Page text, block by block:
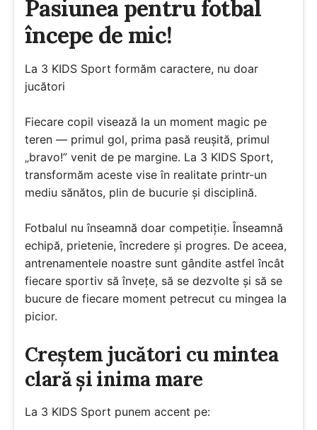
Pasiunea pentru fotbal
începe de mic!
La 3 KIDS Sport formăm caractere, nu doar
jucători
Fiecare copil visează la un moment magic pe
teren — primul gol, prima pasă reușită, primul
„bravo!” venit de pe margine. La 3 KIDS Sport,
transformăm aceste vise în realitate printr-un
mediu sănătos, plin de bucurie și disciplină.
Fotbalul nu înseamnă doar competiție. Înseamnă
echipă, prietenie, încredere și progres. De aceea,
antrenamentele noastre sunt gândite astfel încât
fiecare sportiv să învețe, să se dezvolte și să se
bucure de fiecare moment petrecut cu mingea la
picior.
Creștem jucători cu mintea
clară și inima mare
La 3 KIDS Sport punem accent pe: